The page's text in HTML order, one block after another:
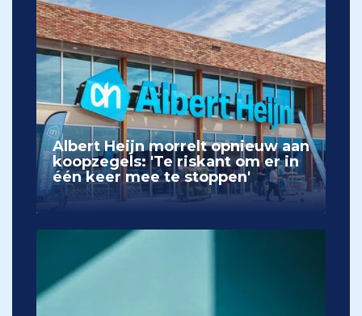
Albert Heijn morrelt opnieuw aan
koopzegels: 'Te riskant om er in
één keer mee te stoppen'